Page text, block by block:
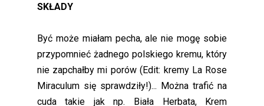
SKŁADY
Być może miałam pecha, ale nie mogę sobie
przypomnieć żadnego polskiego kremu, który
nie zapchałby mi porów (Edit: kremy La Rose
Miraculum się sprawdziły!)... Można trafić na
cuda takie jak np. Biała Herbata, Krem